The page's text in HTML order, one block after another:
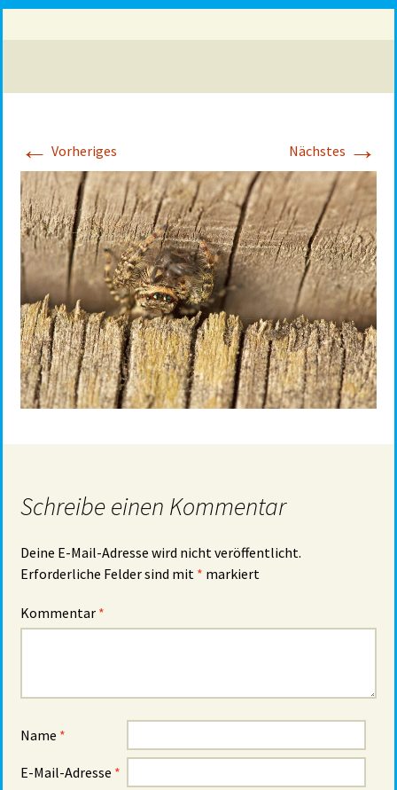
← Vorheriges Nächstes →
Schreibe einen Kommentar
Deine E-Mail-Adresse wird nicht veröffentlicht.
Erforderliche Felder sind mit * markiert
Kommentar *
Name *
E-Mail-Adresse *